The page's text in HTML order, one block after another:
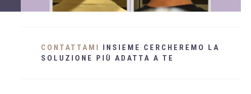
CONTATTAMI
INSIEME CERCHEREMO LA
SOLUZIONE PIÙ ADATTA A TE